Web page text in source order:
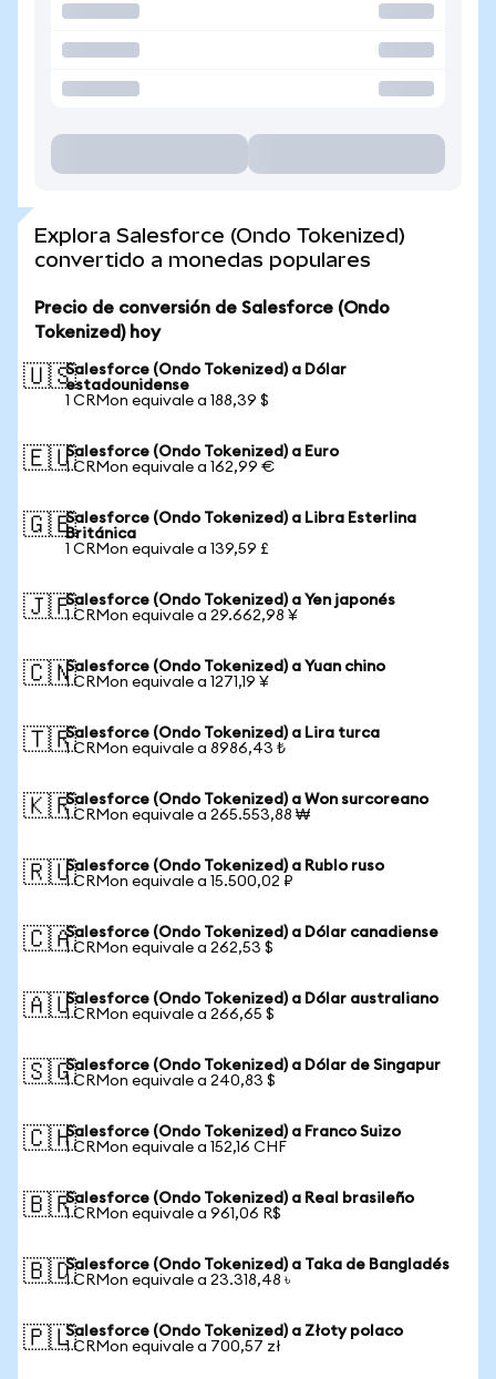
Explora Salesforce (Ondo Tokenized)
convertido a monedas populares
Precio de conversión de Salesforce (Ondo
Tokenized) hoy
🇺🇸Salesforce (Ondo Tokenized) a Dólar
estadounidense
1 CRMon equivale a 188,39 $
🇪🇺Salesforce (Ondo Tokenized) a Euro
1 CRMon equivale a 162,99 €
🇬🇧Salesforce (Ondo Tokenized) a Libra Esterlina
Británica
1 CRMon equivale a 139,59 £
🇯🇵Salesforce (Ondo Tokenized) a Yen japonés
1 CRMon equivale a 29.662,98 ¥
🇨🇳Salesforce (Ondo Tokenized) a Yuan chino
1 CRMon equivale a 1271,19 ¥
🇹🇷Salesforce (Ondo Tokenized) a Lira turca
1 CRMon equivale a 8986,43 ₺
🇰🇷Salesforce (Ondo Tokenized) a Won surcoreano
1 CRMon equivale a 265.553,88 ₩
🇷🇺Salesforce (Ondo Tokenized) a Rublo ruso
1 CRMon equivale a 15.500,02 ₽
🇨🇦Salesforce (Ondo Tokenized) a Dólar canadiense
1 CRMon equivale a 262,53 $
🇦🇺Salesforce (Ondo Tokenized) a Dólar australiano
1 CRMon equivale a 266,65 $
🇸🇬Salesforce (Ondo Tokenized) a Dólar de Singapur
1 CRMon equivale a 240,83 $
🇨🇭Salesforce (Ondo Tokenized) a Franco Suizo
1 CRMon equivale a 152,16 CHF
🇧🇷Salesforce (Ondo Tokenized) a Real brasileño
1 CRMon equivale a 961,06 R$
🇧🇩Salesforce (Ondo Tokenized) a Taka de Bangladés
1 CRMon equivale a 23.318,48 ৳
🇵🇱Salesforce (Ondo Tokenized) a Złoty polaco
1 CRMon equivale a 700,57 zł